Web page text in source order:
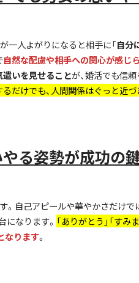
一人よがりになると相手に「自分
自然な配慮や相手への関心が感じ
いを見せることが、婚活でも信
だけでも、人間関係はぐっと近
る姿勢が成功の
。自己アピールや華やかさだけ
なります。 「ありがとう」「す
なります。